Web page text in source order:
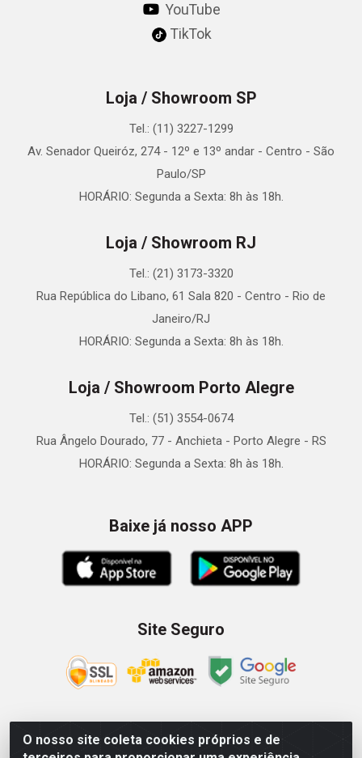
O nosso site coleta cookies próprios e de
YouTube
TikTok
Loja / Showroom SP
Tel.: (11) 3227-1299
Av. Senador Queiróz, 274 - 12º e 13º andar - Centro - São
Paulo/SP
HORÁRIO: Segunda a Sexta: 8h às 18h.
Loja / Showroom RJ
Tel.: (21) 3173-3320
Rua República do Libano, 61 Sala 820 - Centro - Rio de
Janeiro/RJ
HORÁRIO: Segunda a Sexta: 8h às 18h.
Loja / Showroom Porto Alegre
Tel.: (51) 3554-0674
Rua Ângelo Dourado, 77 - Anchieta - Porto Alegre - RS
HORÁRIO: Segunda a Sexta: 8h às 18h.
Baixe já nosso APP
Site Seguro
Zein Importação e Comércio LTDA - Av. Senador Queiróz, 274